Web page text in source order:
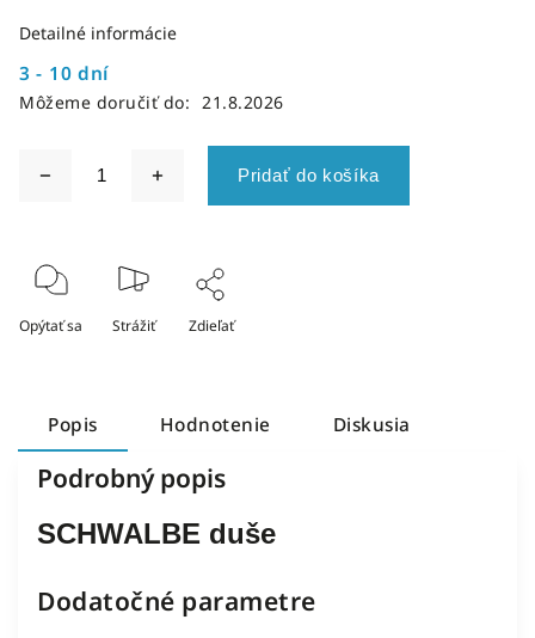
3 - 10 dní
Môžeme doručiť do: 21.8.2026
Pridať do košíka
Detailné informácie
Opýtať sa Strážiť Zdieľať
Popis Hodnotenie Diskusia
Podrobný popis
SCHWALBE duše
Dodatočné parametre